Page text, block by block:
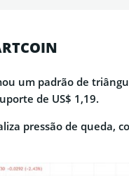
um padrão de
de US$ 1,19.
pressão de queda,